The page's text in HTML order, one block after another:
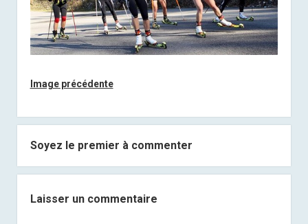
Image précédente
Soyez le premier à commenter
Laisser un commentaire